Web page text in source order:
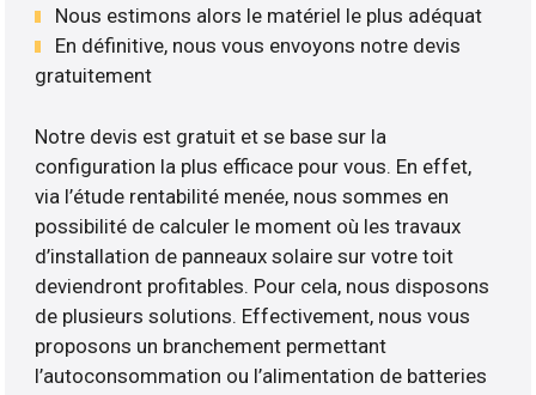
Nous estimons alors le matériel le plus adéquat
En définitive, nous vous envoyons notre devis
gratuitement
Notre devis est gratuit et se base sur la
configuration la plus efficace pour vous. En effet,
via l’étude rentabilité menée, nous sommes en
possibilité de calculer le moment où les travaux
d’installation de panneaux solaire sur votre toit
deviendront profitables. Pour cela, nous disposons
de plusieurs solutions. Effectivement, nous vous
proposons un branchement permettant
l’autoconsommation ou l’alimentation de batteries